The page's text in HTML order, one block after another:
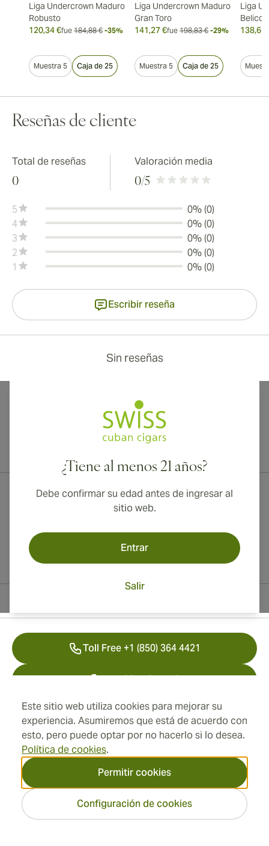
Este sitio web utiliza cookies para mejorar su
experiencia. Asumiremos que está de acuerdo con
esto, pero puede optar por no hacerlo si lo desea.
Política de cookies.
Permitir cookies
Configuración de cookies
Liga Undercrown Maduro
Robusto
120,34 €fue 184,88 € -35%
Muestra 5 Caja de 25
Liga Undercrown Maduro
Gran Toro
141,27 €fue 198,83 € -29%
Muestra 5 Caja de 25
Liga
138,66
Reseñas de cliente
Total de reseñas
0
Valoración media
0/5
5
0% (0)
4
0% (0)
3
0% (0)
2
0% (0)
1
0% (0)
Escribir reseña
Sin reseñas
¿Tiene al menos 21 años?
Debe confirmar su edad antes de ingresar al
sitio web.
Entrar
Salir
Dirección
Información
Toll Free +1 (850) 364 4421
+41 22 518 44 43
info@swisscubancigars.com